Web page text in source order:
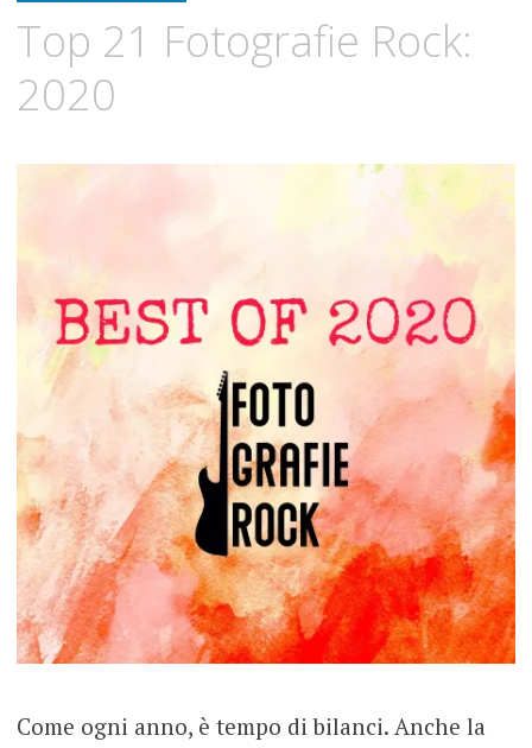
Top 21 Fotografie Rock:
2020
Come ogni anno, è tempo di bilanci. Anche la